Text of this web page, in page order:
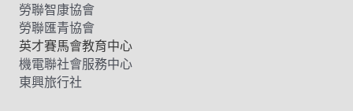
勞聯智康協會
勞聯匯青協會
英才賽馬會教育中心
機電聯社會服務中心
東興旅行社